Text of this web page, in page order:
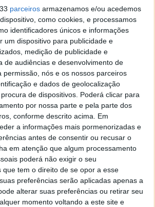
parceiros armazenamos e/ou acedemos
como cookies, e processamos
identificadores únicos e informações
um dispositivo para publicidade e
medição de publicidade e
de audiências e desenvolvimento de
permissão, nós e os nossos parceiros
e dados de geolocalização
de dispositivos. Poderá clicar para
por nossa parte e pela parte dos
conforme descrito acima. Em
a informações mais pormenorizadas e
antes de consentir ou recusar o
em atenção que algum processamento
poderá não exigir o seu
que tem o direito de se opor a esse
preferências serão aplicadas apenas a
alterar suas preferências ou retirar seu
momento voltando a este site e
o explorer na tentativa de forçar o uso do
em vao. Kaso te lembres de outra dica fico
caso contrario obrigado a mesma
7 de Novembro de 2005 às 01:39
o link funciona. Seja como for segue por mail
8.
7 de Novembro de 2005 às 11:21
o que te falei. Faz da seguinte maneira,
e no topo dessa janela com o botão direito do
Depois no separador Menu ‘Iniciar’
‘Personalizar’ aí encontrarás no separador
para escolheres o Browser com que queres